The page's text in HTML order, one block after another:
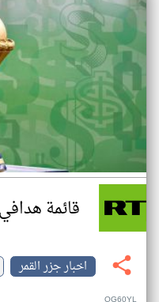
قائمة هدافي
اخبار جزر القمر